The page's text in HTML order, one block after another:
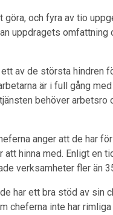
och fyra av tio
uppdragets omfattning
av de största hindren
är i full gång
behöver arbetsro
anger att de har
hinna med. Enligt en
verksamheter fler än
har ett bra stöd av sin
cheferna inte har